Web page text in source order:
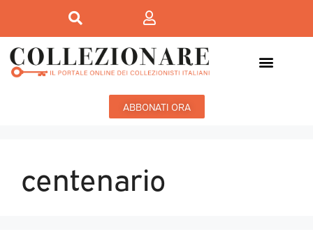
ABBONATI ORA
centenario